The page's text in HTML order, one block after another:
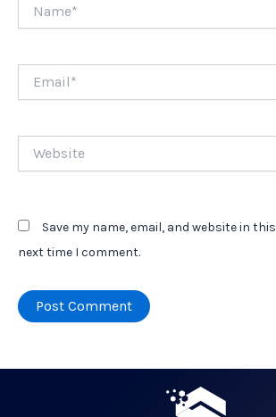
Save my name, email, and website in
next time I comment.